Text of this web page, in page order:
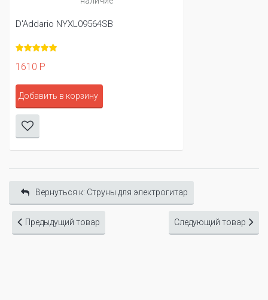
D'Addario NYXL09564SB
1610 Р
Добавить в корзину
Вернуться к: Cтруны для электрогитар
Предыдущий товар Следующий товар